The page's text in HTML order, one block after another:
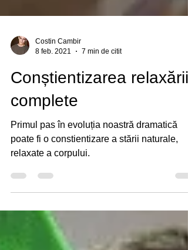
Conștientizarea relaxării
complete
Primul pas în evoluția noastră dramatică
poate fi o constientizare a stării naturale,
relaxate a corpului.